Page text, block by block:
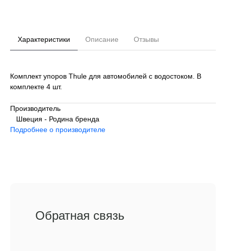
Характеристики Описание Отзывы
Комплект упоров Thule для автомобилей с водостоком. В
комплекте 4 шт.
Производитель
Швеция - Родина бренда
Подробнее о производителе
Обратная связь